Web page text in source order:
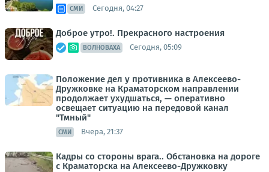
СМИ Сегодня, 04:27
Доброе утро!. Прекрасного настроения
ВОЛНОВАХА Сегодня, 05:09
Положение дел у противника в Алексеево-
Дружковке на Краматорском направлении
продолжает ухудшаться, — оперативно
освещает ситуацию на передовой канал
"Тмный"
СМИ Вчера, 21:37
Кадры со стороны врага.. Обстановка на дороге
с Краматорска на Алексеево-Дружковку